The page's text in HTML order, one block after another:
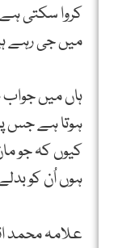
کروا سکتی
میں جی رہے
ہاں میں
ہوتا ہے جس
کیوں کہ جو
ہوں اُن کو
علامہ محمد